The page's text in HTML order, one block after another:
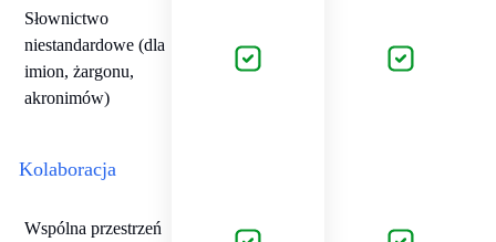
Słownictwo
niestandardowe (dla
imion, żargonu,
akronimów)
Kolaboracja
Wspólna przestrzeń